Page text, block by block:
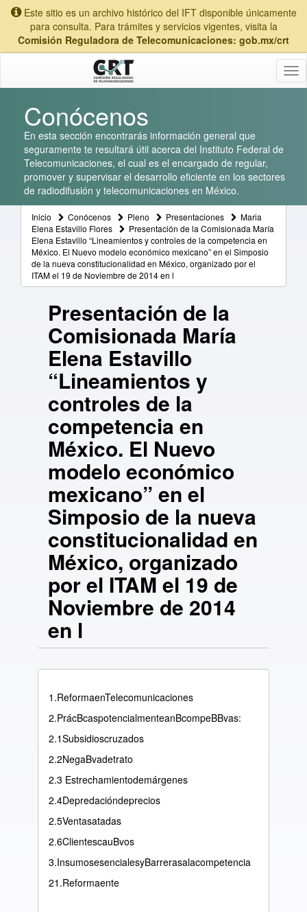
Este sitio es un archivo histórico del IFT disponible únicamente
para consulta. Para trámites y servicios vigentes, visita la
Comisión Reguladora de Telecomunicaciones: gob.mx/crt
Conócenos
En esta sección encontrarás información general que
seguramente te resultará útil acerca del Instituto Federal de
Telecomunicaciones, el cual es el encargado de regular,
promover y supervisar el desarrollo eficiente en los sectores
de radiodifusión y telecomunicaciones en México.
Inicio Conócenos Pleno Presentaciones
Maria
Elena Estavillo Flores
Presentación de la Comisionada María
Elena Estavillo “Lineamientos y controles de la competencia en
México. El Nuevo modelo económico mexicano” en el Simposio
de la nueva constitucionalidad en México, organizado por el
ITAM el 19 de Noviembre de 2014 en l
Presentación de la
Comisionada María
Elena Estavillo
“Lineamientos y
controles de la
competencia en
México. El Nuevo
modelo económico
mexicano” en el
Simposio de la nueva
constitucionalidad en
México, organizado
por el ITAM el 19 de
Noviembre de 2014
en l
1.ReformaenTelecomunicaciones
2.PrácBcaspotencialmenteanBcompeBBvas:
2.1Subsidioscruzados
2.2NegaBvadetrato
2.3 Estrechamientodemárgenes
2.4Depredacióndeprecios
2.5Ventasatadas
2.6ClientescauBvos
3.InsumosesencialesyBarrerasalacompetencia
21.Reformaente